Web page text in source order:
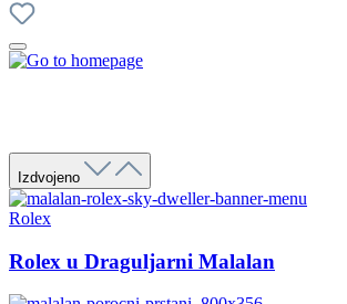
Izdvojeno
Rolex
Rolex u Draguljarni Malalan